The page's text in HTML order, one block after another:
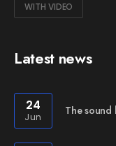
WITH VIDEO
Latest news
24
Jun The sound